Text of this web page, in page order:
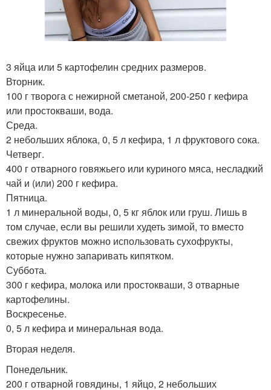
3 яйца или 5 картофелин средних размеров.
Вторник.
100 г творога с нежирной сметаной, 200-250 г кефира
или простокваши, вода.
Среда.
2 небольших яблока, 0, 5 л кефира, 1 л фруктового сока.
Четверг.
400 г отварного говяжьего или куриного мяса, несладкий
чай и (или) 200 г кефира.
Пятница.
1 л минеральной воды, 0, 5 кг яблок или груш. Лишь в
том случае, если вы решили худеть зимой, то вместо
свежих фруктов можно использовать сухофрукты,
которые нужно запаривать кипятком.
Суббота.
300 г кефира, молока или простокваши, 3 отварные
картофелины.
Воскресенье.
0, 5 л кефира и минеральная вода.
Вторая неделя.
Понедельник.
200 г отварной говядины, 1 яйцо, 2 небольших